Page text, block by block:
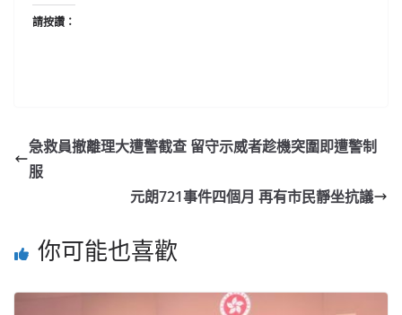
請按讚：
急救員撤離理大遭警截查 留守示威者趁機突圍即遭警制
服
元朗721事件四個月 再有市民靜坐抗議
你可能也喜歡